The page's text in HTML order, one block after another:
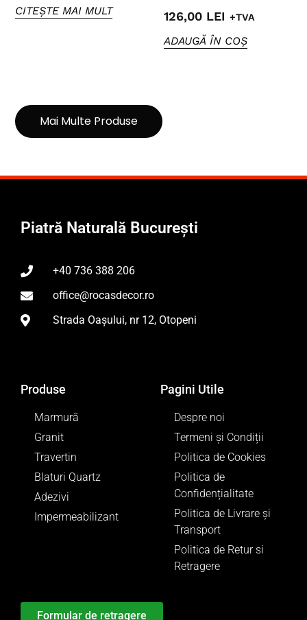
CITEȘTE MAI MULT
126,00 LEI +TVA
ADAUGĂ ÎN COȘ
Mai Multe Produse
Piatră Naturală București
+40 736 388 206
office@rocasdecor.ro
Strada Oașului, nr 12, Otopeni
Produse
Marmură
Granit
Travertin
Blaturi Quartz
Adezivi
Impermeabilizant
Pagini Utile
Despre noi
Termeni și Condiții
Politica de Cookies
Politica de
Confidențialitate
Politica de Livrare și
Transport
Politica de Retur si
Retragere
Formular de retragere